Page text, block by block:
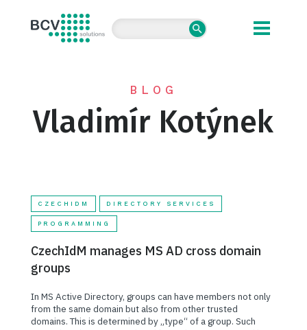
BCV solutions s.r.o.
BLOG
Vladimír Kotýnek
CZECHIDM DIRECTORY SERVICES
PROGRAMMING
CzechIdM manages MS AD cross domain
groups
In MS Active Directory, groups can have members not only
from the same domain but also from other trusted
domains. This is determined by „type“ of a group. Such